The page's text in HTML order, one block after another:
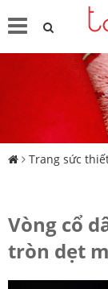
Trang sức
Vòng cổ
tròn dẹt